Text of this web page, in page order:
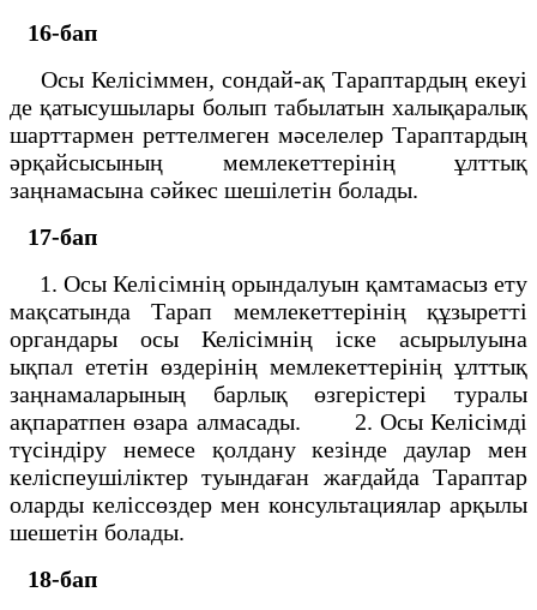
16-бап
Осы Келiсiммен, сондай-ақ Тараптардың екеуi
де қатысушылары болып табылатын халықаралық
шарттармен реттелмеген мәселелер Тараптардың
әрқайсысының мемлекеттерiнiң ұлттық
заңнамасына сәйкес шешiлетiн болады.
17-бап
1. Осы Келiсiмнiң орындалуын қамтамасыз ету
мақсатында Тарап мемлекеттерiнiң құзыретті
органдары осы Келiсiмнiң iске асырылуына
ықпал ететiн өздерiнiң мемлекеттерiнiң ұлттық
заңнамаларының барлық өзгерiстерi туралы
ақпаратпен өзара алмасады. 2. Осы Келiсiмдi
түсiндiру немесе қолдану кезiнде даулар мен
келiспеушiлiктер туындаған жағдайда Тараптар
оларды келiссөздер мен консультациялар арқылы
шешетiн болады.
18-бап